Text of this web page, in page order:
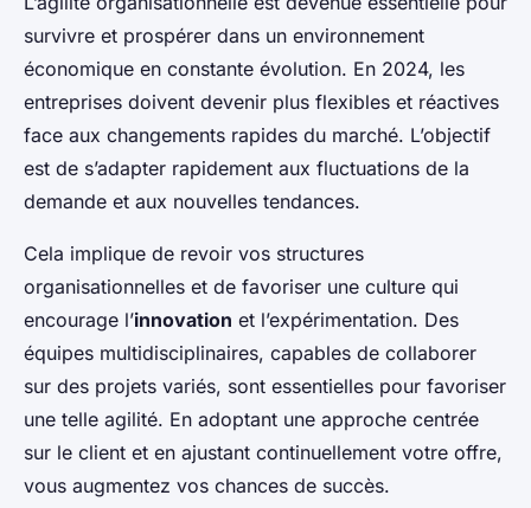
survivre et prospérer dans un environnement
économique en constante évolution. En 2024, les
entreprises doivent devenir plus flexibles et réactives
face aux changements rapides du marché. L’objectif
est de s’adapter rapidement aux fluctuations de la
demande et aux nouvelles tendances.
Cela implique de revoir vos structures
organisationnelles et de favoriser une culture qui
encourage l’innovation et l’expérimentation. Des
équipes multidisciplinaires, capables de collaborer
sur des projets variés, sont essentielles pour favoriser
une telle agilité. En adoptant une approche centrée
sur le client et en ajustant continuellement votre offre,
vous augmentez vos chances de succès.